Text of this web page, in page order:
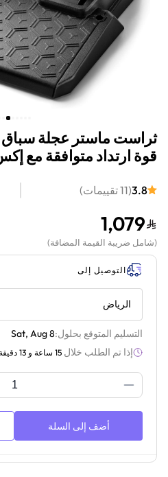
قوة ارتداد متوافقة مع
3.8
(
11تقييمات)
1,079
(شامل ضريبة القيمة المضافة)
التوصيل إلى
الرياض
التسليم المتوقع بحلول:Sat, Aug 8
إذا تم الطلب خلال 15 ساعة و 13 دقيقة
أضف إلى السلة